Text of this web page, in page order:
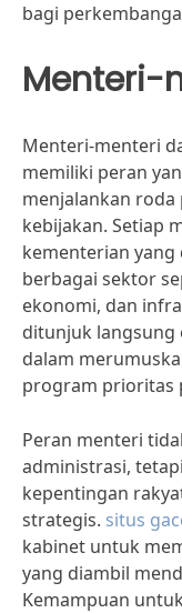
bagi
Menteri-
Menteri-menteri
memiliki peran
menjalankan
kebijakan. Setiap
kementerian
berbagai sektor
ekonomi, dan
ditunjuk langsung
dalam
program prioritas
Peran menteri
administrasi,
kepentingan
strategis. situs
kabinet untuk
yang diambil
Kemampuan